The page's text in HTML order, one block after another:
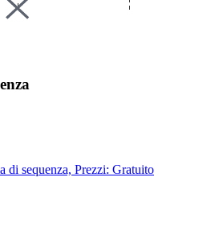
di sequenza, Prezzi: Gratuito